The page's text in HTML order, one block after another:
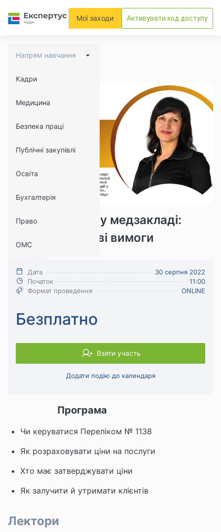
Мої заходи Активувати код доступу
Напрям навчання
Кадри
Медицина
Безпека праці
Публічні закупівлі
Освіта
Бухгалтерія
Право
ОМС
Платні послуги у медзакладі:
опановуємо нові вимоги
Програма
Чи керуватися Переліком № 1138
Як розраховувати ціни на послуги
Хто має затверджувати ціни
Як залучити й утримати клієнтів
Лектори
Дата
30 серпня 2022
Початок
11:00
Формат проведення
ONLINE
Безплатно
Взяти участь
Додати подію до календаря